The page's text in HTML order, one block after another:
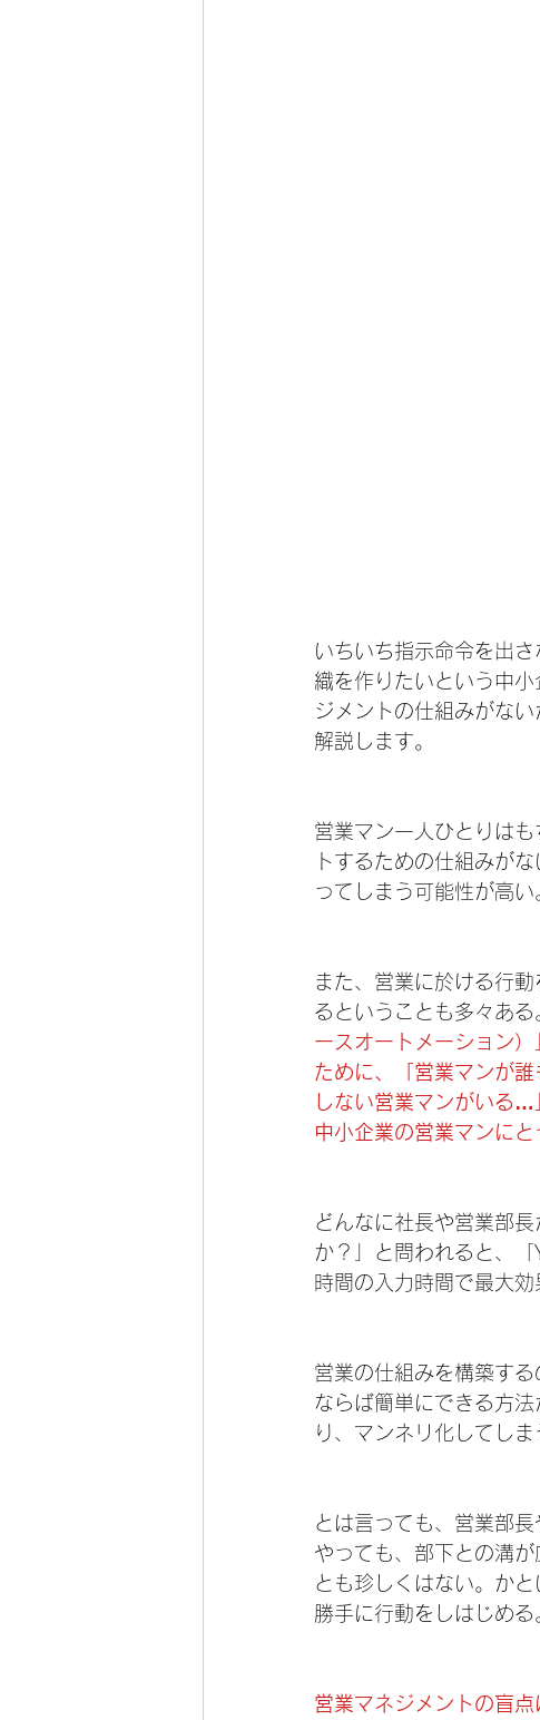
いちいち指示命令を出
織を作りたいという中
ジメントの仕組みがな
解説します。
営業マン一人ひとりは
トするための仕組みが
ってしまう可能性が高い
また、営業に於ける行
るということも多々ある
ースオートメーション
ために、「営業マンが
しない営業マンがいる…
中小企業の営業マンにと
どんなに社長や営業部
か？」と問われると、
時間の入力時間で最大
営業の仕組みを構築す
ならば簡単にできる方
り、マンネリ化してしま
とは言っても、営業部
やっても、部下との溝
とも珍しくはない。か
勝手に行動をしはじめ
営業マネジメントの盲